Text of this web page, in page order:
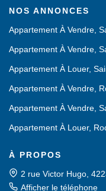
NOS ANNONCES
Appartement À Vendre,
Appartement À Vendre,
Appartement À Louer,
Appartement À Vendre,
Appartement À Vendre,
Appartement À Louer,
À PROPOS
2 rue Victor Hugo,
Afficher le téléphone